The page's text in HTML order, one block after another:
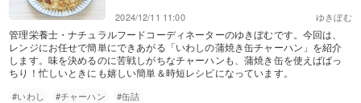
ゆきぼむ
2024/12/11 11:00
管理栄養士・ナチュラルフードコーディネーターのゆきぼむです。今回は、
レンジにお任せで簡単にできあがる「いわしの蒲焼き缶チャーハン」を紹介
します。味を決めるのに苦戦しがちなチャーハンも、蒲焼き缶を使えばばっ
ちり！忙しいときにも嬉しい簡単＆時短レシピになっています。
#いわし #チャーハン #缶詰